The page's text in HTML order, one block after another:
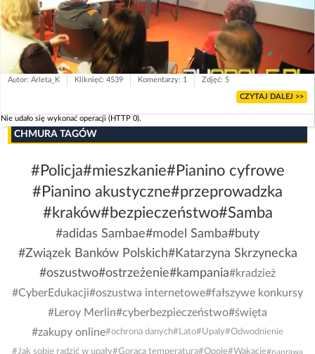
Autor: Arleta_K Kliknięć: 4539 Komentarzy: 1 Zdjęć: 5
CZYTAJ DALEJ >>
Nie udało się wykonać operacji (HTTP 0).
CHMURA TAGÓW
#Policja#mieszkanie#Pianino cyfrowe
#Pianino akustyczne#przeprowadzka
#kraków#bezpieczeństwo#Samba
#adidas Sambae#model Samba#buty
#Związek Banków Polskich#Katarzyna Skrzynecka
#oszustwo#ostrzeżenie#kampania#kradzież
#CyberEdukacji#oszustwa internetowe#fałszywe konkursy
#Leroy Merlin#cyberbezpieczeństwo#święta
#zakupy online#ochrona danych#Lato#Upaly#Odwodnienie
#Jak sobie radzić w upały#Gorąca temperatura#Opole#Wakacje#naprawa